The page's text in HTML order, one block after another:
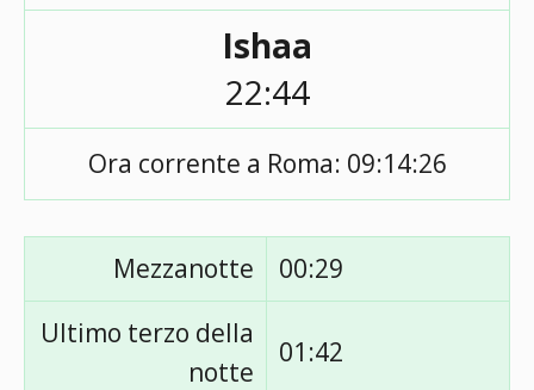
Ishaa
22:44
Ora corrente a Roma: 09:14:26
Mezzanotte
00:29
Ultimo terzo della
notte
01:42